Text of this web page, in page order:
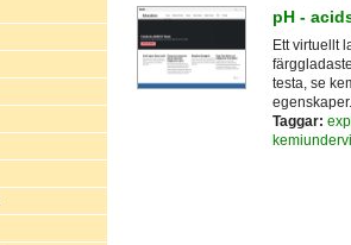
pH -
Ett virtuellt
testa, se
Taggar: